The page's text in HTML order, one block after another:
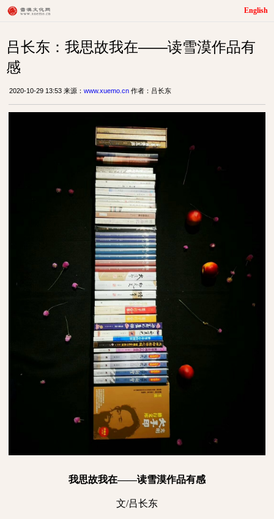
English
吕长东：我思故我在——读雪漠作品有
感
2020-10-29 13:53 来源： www.xuemo.cn 作者：吕长东
我思故我在——读雪漠作品有感
文/吕长东